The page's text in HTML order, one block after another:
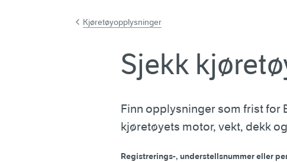
Kjøretøyopplysninger
Sjekk
Finn opplysninger som frist for
kjøretøyets motor, vekt, dekk
Registrerings-, understellsnummer eller